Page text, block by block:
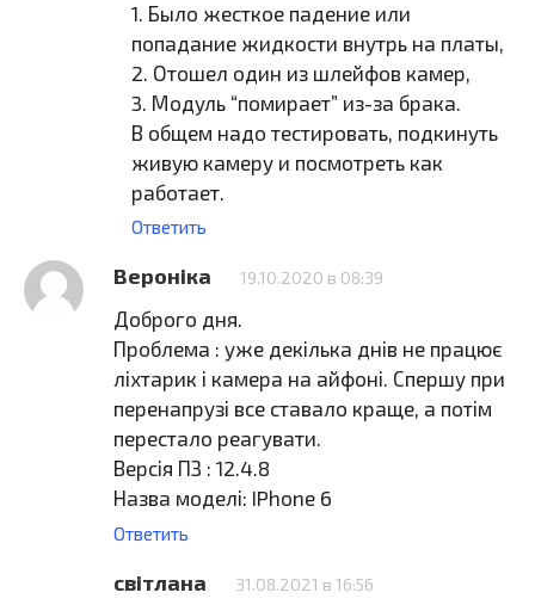
1. Было жесткое падение или
попадание жидкости внутрь на платы,
2. Отошел один из шлейфов камер,
3. Модуль “помирает” из-за брака.
В общем надо тестировать, подкинуть
живую камеру и посмотреть как
работает.
Ответить
Вероніка 19.10.2020 в 08:39
Доброго дня.
Проблема : уже декілька днів не працює
ліхтарик і камера на айфоні. Спершу при
перенапрузі все ставало краще, а потім
перестало реагувати.
Версія ПЗ : 12.4.8
Назва моделі: IPhone 6
Ответить
світлана 31.08.2021 в 16:56